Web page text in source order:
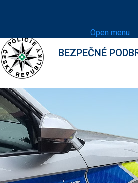
Open menu
BEZPEČNÉ